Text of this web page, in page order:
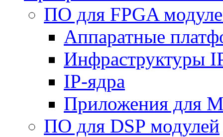
ПО для FPGA
Аппаратные
Инфраструктуры
IP-ядра
Приложения для
ПО для DSP модулей